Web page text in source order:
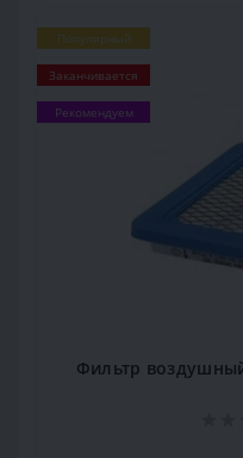
Популярный
Заканчивается
Рекомендуем
Фильтр